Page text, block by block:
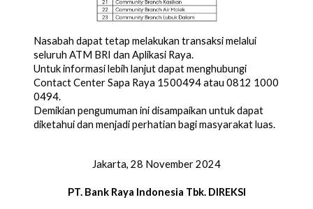
Nasabah dapat tetap melakukan transaksi melalui
seluruh ATM BRI dan Aplikasi Raya.
Untuk informasi lebih lanjut dapat menghubungi
Contact Center Sapa Raya 1500494 atau 0812 1000
0494.
Demikian pengumuman ini disampaikan untuk dapat
diketahui dan menjadi perhatian bagi masyarakat luas.
Jakarta, 28 November 2024
PT. Bank Raya Indonesia Tbk. DIREKSI